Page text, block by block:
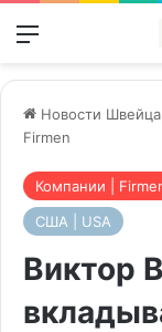
Меню
Новости
Firmen
Компании |
США | USA
Виктор